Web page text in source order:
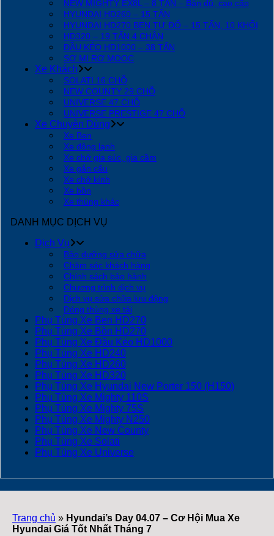
NEW MIGHTY EX8L – 8 TẤN – Bản đủ, cao cấp
HYUNDAI HD260 – 15 TẤN
HYUNDAI HD270 BEN TỰ ĐỔ – 15 TẤN, 10 KHỐI
HD320 – 19 TẤN 4 CHÂN
ĐẦU KÉO HD1000 – 38 TẤN
SƠ MI RƠ MOOC
Xe Khách
SOLATI 16 CHỖ
NEW COUNTY 29 CHỖ
UNIVERSE 47 CHỖ
UNIVERSE PRESTIGE 47 CHỖ
Xe Chuyên Dùng
Xe Ben
Xe đông lạnh
Xe chở gia súc, gia cầm
Xe gắn cẩu
Xe chở kính
Xe bồn
Xe thùng khác
DANH MỤC DỊCH VỤ
Dịch Vụ
Bảo dưỡng sửa chữa
Chăm sóc khách hàng
Chính sách bảo hành
Chương trình dịch vụ
Dịch vụ sửa chữa lưu động
Đóng thùng xe tải
Phụ Tùng Xe Ben HD270
Phụ Tùng Xe Bồn HD270
Phụ Tùng Xe Đầu Kéo HD1000
Phụ Tùng Xe HD240
Phụ Tùng Xe HD260
Phụ Tùng Xe HD320
Phụ Tùng Xe Hyundai New Porter 150 (H150)
Phụ Tùng Xe Mighty 110S
Phụ Tùng Xe Mighty 75S
Phụ Tùng Xe Mighty N250
Phụ Tùng Xe New County
Phụ Tùng Xe Solati
Phụ Tùng Xe Universe
Trang chủ » Hyundai’s Day 04.07 – Cơ Hội Mua Xe
Hyundai Giá Tốt Nhất Tháng 7